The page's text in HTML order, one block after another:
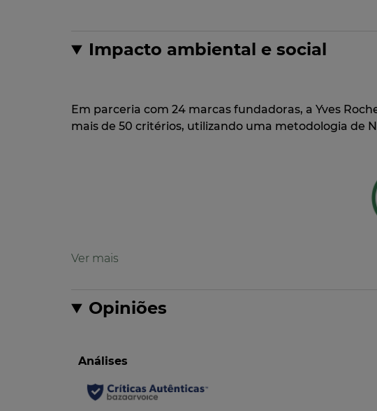
Impacto ambiental e social
Em parceria com 24 marcas fundadoras, a Yves
mais de 50 critérios, utilizando uma metodologia de
Fórmula biodegradável*
Embalagem com materiais provenientes de
*Com certificação FSC® ou PEFC™
Embalagem com, pelo menos, 60% de
Opiniões